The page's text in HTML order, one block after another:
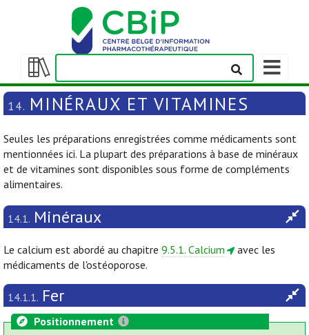
Afficher/masquer
la
table
matières
Afficher/
la
barre
navigation
14. MINÉRAUX ET VITAMINES
Seules les préparations enregistrées comme médicaments sont
mentionnées ici. La plupart des préparations à base de minéraux
et de vitamines sont disponibles sous forme de compléments
alimentaires.
14.1. Minéraux
Le calcium est abordé au chapitre 9.5.1. Calcium
avec les
médicaments de l'ostéoporose.
14.1.1. Fer
Positionnement